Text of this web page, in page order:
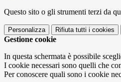
Questo sito o gli strumenti terzi da
Personalizza Rifiuta tutti i cookies
Gestione cookie
In questa schermata è possibile
I cookie necessari sono quelli che
Per conoscere quali sono i cookie